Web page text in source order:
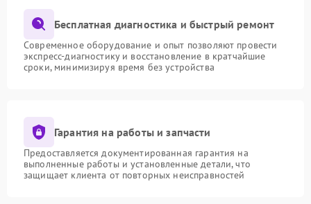
Бесплатная диагностика и быстрый ремонт
Современное оборудование и опыт позволяют провести
экспресс-диагностику и восстановление в кратчайшие
сроки, минимизируя время без устройства
Гарантия на работы и запчасти
Предоставляется документированная гарантия на
выполненные работы и установленные детали, что
защищает клиента от повторных неисправностей